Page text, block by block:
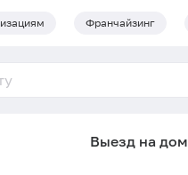
Франчайзинг
Выезд на дом